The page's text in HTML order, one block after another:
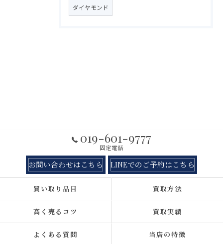
ダイヤモンド
019-601-9777
固定電話
お問い合わせはこちら LINEでのご予約はこちら
買い取り品目 買取方法
高く売るコツ 買取実績
よくある質問 当店の特徴